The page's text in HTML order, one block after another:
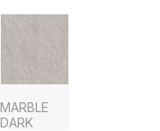
MARBLE
DARK